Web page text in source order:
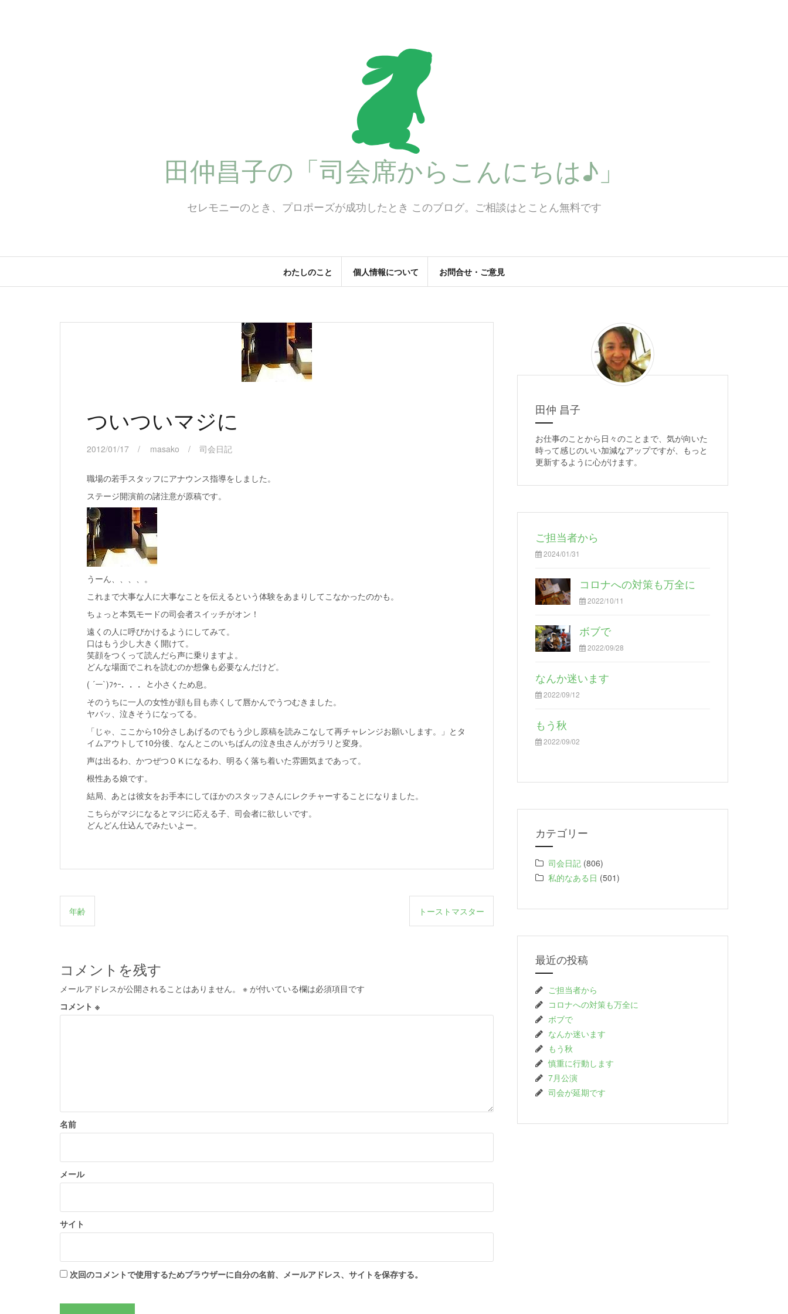
田仲昌子の「司会席からこんにちは♪」
セレモニーのとき、プロポーズが成功したとき このブログ。ご相談はとことん無料です
わたしのこと 個人情報について お問合せ・ご意見
ついついマジに
2012/01/17 masako 司会日記
職場の若手スタッフにアナウンス指導をしました。
ステージ開演前の諸注意が原稿です。
うーん、、、、。
これまで大事な人に大事なことを伝えるという体験をあまりしてこなかったのかも。
ちょっと本気モードの司会者スイッチがオン！
遠くの人に呼びかけるようにしてみて。
口はもう少し大きく開けて。
笑顔をつくって読んだら声に乗りますよ。
どんな場面でこれを読むのか想像も必要なんだけど。
( ´ー`)ﾌｩｰ．．．と小さくため息。
そのうちに一人の女性が顔も目も赤くして唇かんでうつむきました。
ヤバッ、泣きそうになってる。
「じゃ、ここから10分さしあげるのでもう少し原稿を読みこなして再チャレンジお願いします。」とタ
イムアウトして10分後、なんとこのいちばんの泣き虫さんがガラリと変身。
声は出るわ、かつぜつＯＫになるわ、明るく落ち着いた雰囲気まであって。
根性ある娘です。
結局、あとは彼女をお手本にしてほかのスタッフさんにレクチャーすることになりました。
こちらがマジになるとマジに応える子、司会者に欲しいです。
どんどん仕込んでみたいよー。
投
稿
ビ
ゲ
ー
シ
年齢 トーストマスター
コメントを残す
メールアドレスが公開されることはありません。 ※ が付いている欄は必須項目です
コメント ※
名前
メール
サイト
次回のコメントで使用するためブラウザーに自分の名前、メールアドレス、サイトを保存する。
田仲 昌子
お仕事のことから日々のことまで、気が向いた
時って感じのいい加減なアップですが、もっと
更新するように心がけます。
ご担当者から
2024/01/31
コロナへの対策も万全に
2022/10/11
ボブで
2022/09/28
なんか迷います
2022/09/12
もう秋
2022/09/02
カテゴリー
司会日記 (806)
私的なある日 (501)
最近の投稿
ご担当者から
コロナへの対策も万全に
ボブで
なんか迷います
もう秋
慎重に行動します
7月公演
司会が延期です